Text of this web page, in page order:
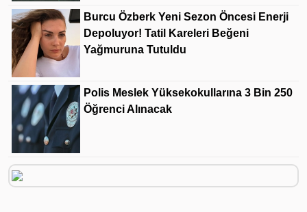
Burcu Özberk Yeni Sezon Öncesi Enerji
Depoluyor! Tatil Kareleri Beğeni
Yağmuruna Tutuldu
Polis Meslek Yüksekokullarına 3 Bin 250
Öğrenci Alınacak